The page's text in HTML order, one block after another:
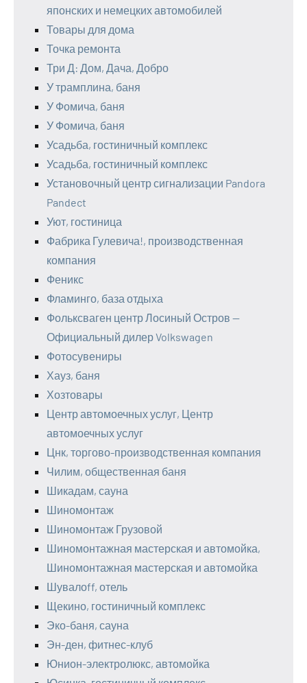
японских и немецких автомобилей
Товары для дома
Точка ремонта
Три Д: Дом, Дача, Добро
У трамплина, баня
У Фомича, баня
У Фомича, баня
Усадьба, гостиничный комплекс
Усадьба, гостиничный комплекс
Установочный центр сигнализации Pandora
Pandect
Уют, гостиница
Фабрика Гулевича!, производственная
компания
Феникс
Фламинго, база отдыха
Фольксваген центр Лосиный Остров —
Официальный дилер Volkswagen
Фотосувениры
Хауз, баня
Хозтовары
Центр автомоечных услуг, Центр
автомоечных услуг
Цнк, торгово-производственная компания
Чилим, общественная баня
Шикадам, сауна
Шиномонтаж
Шиномонтаж Грузовой
Шиномонтажная мастерская и автомойка,
Шиномонтажная мастерская и автомойка
Шувалоff, отель
Щекино, гостиничный комплекс
Эко-баня, сауна
Эн-ден, фитнес-клуб
Юнион-электролюкс, автомойка